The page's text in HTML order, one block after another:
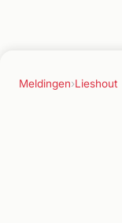
Meldingen›Lieshout